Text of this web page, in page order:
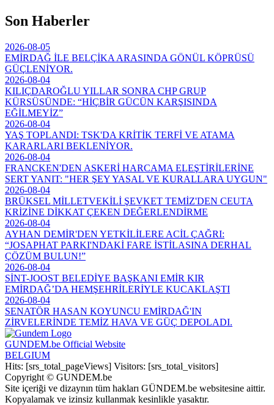
Son Haberler
2026-08-05
EMİRDAĞ İLE BELÇİKA ARASINDA GÖNÜL KÖPRÜSÜ
GÜÇLENİYOR.
2026-08-04
KILIÇDAROĞLU YILLAR SONRA CHP GRUP
KÜRSÜSÜNDE: “HİÇBİR GÜCÜN KARŞISINDA
EĞİLMEYİZ”
2026-08-04
YAŞ TOPLANDI: TSK'DA KRİTİK TERFİ VE ATAMA
KARARLARI BEKLENİYOR.
2026-08-04
FRANCKEN'DEN ASKERİ HARCAMA ELEŞTİRİLERİNE
SERT YANIT: "HER ŞEY YASAL VE KURALLARA UYGUN"
2026-08-04
BRÜKSEL MİLLETVEKİLİ ŞEVKET TEMİZ'DEN CEUTA
KRİZİNE DİKKAT ÇEKEN DEĞERLENDİRME
2026-08-04
AYHAN DEMİR'DEN YETKİLİLERE ACİL ÇAĞRI:
“JOSAPHAT PARKI'NDAKİ FARE İSTİLASINA DERHAL
ÇÖZÜM BULUN!”
2026-08-04
SİNT-JOOST BELEDİYE BAŞKANI EMİR KIR
EMİRDAĞ’DA HEMŞEHRİLERİYLE KUCAKLAŞTI
2026-08-04
SENATÖR HASAN KOYUNCU EMİRDAĞ'IN
ZİRVELERİNDE TEMİZ HAVA VE GÜÇ DEPOLADI.
GUNDEM.be Official Website
BELGIUM
Hits: [srs_total_pageViews] Visitors: [srs_total_visitors]
Copyright © GUNDEM.be
Site içeriği ve dizaynın tüm hakları GÜNDEM.be websitesine aittir.
Kopyalamak ve izinsiz kullanmak kesinlikle yasaktır.